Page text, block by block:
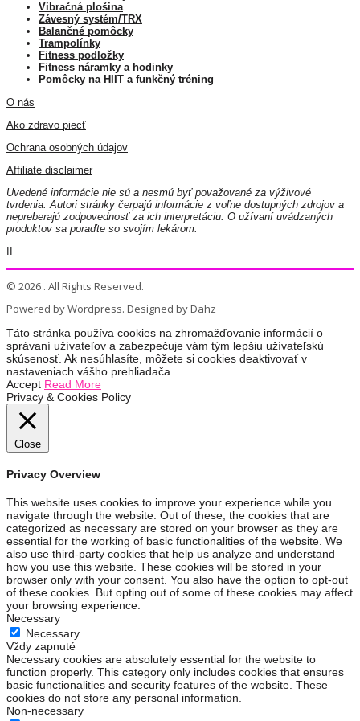
Vibračná plošina
Závesný systém/TRX
Balančné pomôcky
Trampolínky
Fitness podložky
Fitness náramky a hodinky
Pomôcky na HIIT a funkčný tréning
O nás
Ako zdravo piecť
Ochrana osobných údajov
Affiliate disclaimer
Uvedené informácie nie sú a nesmú byť považované za výživové
tvrdenia. Autori stránky čerpajú informácie z voľne dostupných zdrojov a
nepreberajú zodpovednosť za ich interpretáciu. O užívaní uvádzaných
produktov sa poraďte so svojím lekárom.
© 2026 . All Rights Reserved.
Powered by Wordpress. Designed by Dahz
Táto stránka používa cookies na zhromažďovanie informácií o
správaní užívateľov a zabezpečuje vám tým lepšiu užívateľskú
skúsenosť. Ak nesúhlasíte, môžete si cookies deaktivovať v
nastaveniach vášho prehliadača.
Accept Read More
Privacy & Cookies Policy
Close
Privacy Overview
This website uses cookies to improve your experience while you
navigate through the website. Out of these, the cookies that are
categorized as necessary are stored on your browser as they are
essential for the working of basic functionalities of the website. We
also use third-party cookies that help us analyze and understand
how you use this website. These cookies will be stored in your
browser only with your consent. You also have the option to opt-out
of these cookies. But opting out of some of these cookies may affect
your browsing experience.
Necessary
Necessary
Vždy zapnuté
Necessary cookies are absolutely essential for the website to
function properly. This category only includes cookies that ensures
basic functionalities and security features of the website. These
cookies do not store any personal information.
Non-necessary